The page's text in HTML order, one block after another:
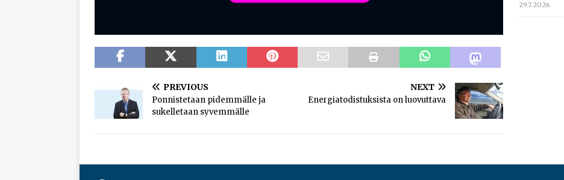
PREVIOUS
Ponnistetaan pidemmälle ja
sukelletaan syvemmälle
NEXT
Energiatodistuksista on luovuttava
29.7.2026